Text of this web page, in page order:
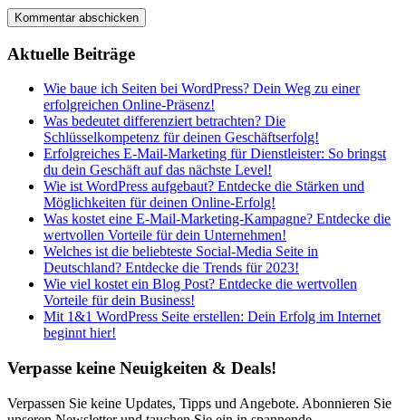
Aktuelle Beiträge
Wie baue ich Seiten bei WordPress? Dein Weg zu einer
erfolgreichen Online-Präsenz!
Was bedeutet differenziert betrachten? Die
Schlüsselkompetenz für deinen Geschäftserfolg!
Erfolgreiches E-Mail-Marketing für Dienstleister: So bringst
du dein Geschäft auf das nächste Level!
Wie ist WordPress aufgebaut? Entdecke die Stärken und
Möglichkeiten für deinen Online-Erfolg!
Was kostet eine E-Mail-Marketing-Kampagne? Entdecke die
wertvollen Vorteile für dein Unternehmen!
Welches ist die beliebteste Social-Media Seite in
Deutschland? Entdecke die Trends für 2023!
Wie viel kostet ein Blog Post? Entdecke die wertvollen
Vorteile für dein Business!
Mit 1&1 WordPress Seite erstellen: Dein Erfolg im Internet
beginnt hier!
Verpasse keine Neuigkeiten & Deals!
Verpassen Sie keine Updates, Tipps und Angebote. Abonnieren Sie